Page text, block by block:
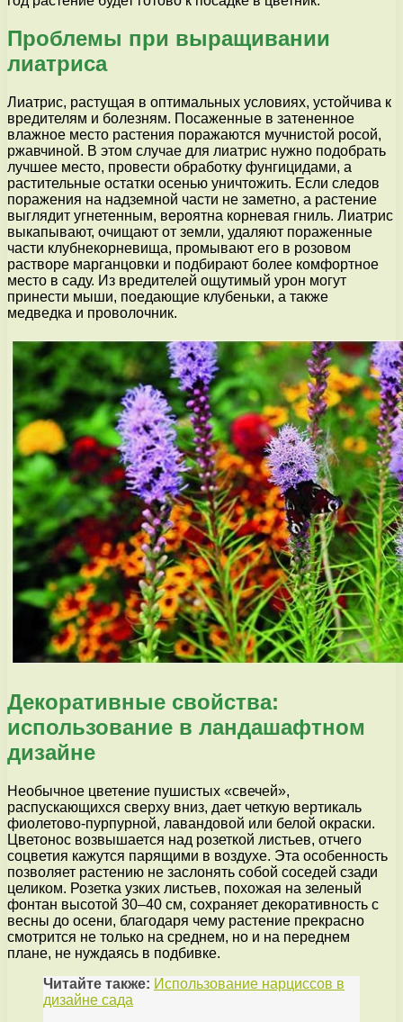
Проблемы при выращивании
лиатриса
Лиатрис, растущая в оптимальных условиях, устойчива к
вредителям и болезням. Посаженные в затененное
влажное место растения поражаются мучнистой росой,
ржавчиной. В этом случае для лиатрис нужно подобрать
лучшее место, провести обработку фунгицидами, а
растительные остатки осенью уничтожить. Если следов
поражения на надземной части не заметно, а растение
выглядит угнетенным, вероятна корневая гниль. Лиатрис
выкапывают, очищают от земли, удаляют пораженные
части клубнекорневища, промывают его в розовом
растворе марганцовки и подбирают более комфортное
место в саду. Из вредителей ощутимый урон могут
принести мыши, поедающие клубеньки, а также
медведка и проволочник.
Декоративные свойства:
использование в ландашафтном
дизайне
Необычное цветение пушистых «свечей»,
распускающихся сверху вниз, дает четкую вертикаль
фиолетово-пурпурной, лавандовой или белой окраски.
Цветонос возвышается над розеткой листьев, отчего
соцветия кажутся парящими в воздухе. Эта особенность
позволяет растению не заслонять собой соседей сзади
целиком. Розетка узких листьев, похожая на зеленый
фонтан высотой 30–40 см, сохраняет декоративность с
весны до осени, благодаря чему растение прекрасно
смотрится не только на среднем, но и на переднем
плане, не нуждаясь в подбивке.
Читайте также: Использование нарциссов в
дизайне сада